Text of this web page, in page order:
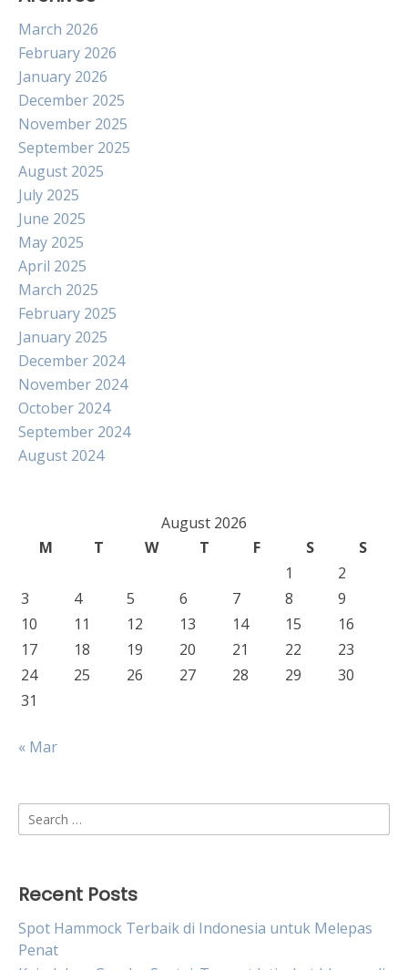
March 2026
February 2026
January 2026
December 2025
November 2025
September 2025
August 2025
July 2025
June 2025
May 2025
April 2025
March 2025
February 2025
January 2025
December 2024
November 2024
October 2024
September 2024
August 2024
August 2026
M
T W T F S
S
1
2
3
4 5 6 7 8
9
10
11 12 13 14 15
16
17
18 19 20 21 22
23
24
25 26 27 28 29
30
31
« Mar
Search
for:
Recent Posts
Spot Hammock Terbaik di Indonesia untuk Melepas
Penat